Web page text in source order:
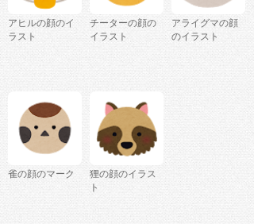
アヒルの顔のイ
ラスト
チーターの顔の
イラスト
アライグマの顔
のイラスト
雀の顔のマーク
狸の顔のイラス
ト